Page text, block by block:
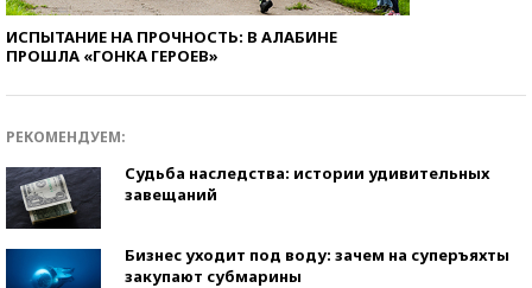
ИСПЫТАНИЕ НА ПРОЧНОСТЬ: В АЛАБИНЕ
ПРОШЛА «ГОНКА ГЕРОЕВ»
РЕКОМЕНДУЕМ:
Судьба наследства: истории удивительных
завещаний
Бизнес уходит под воду: зачем на суперъяхты
закупают субмарины